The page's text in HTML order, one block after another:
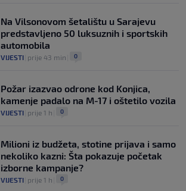
Na Vilsonovom šetalištu u Sarajevu
predstavljeno 50 luksuznih i sportskih
automobila
VIJESTI prije 43 min 0
Požar izazvao odrone kod Konjica,
kamenje padalo na M-17 i oštetilo vozila
VIJESTI prije 1 h 0
Milioni iz budžeta, stotine prijava i samo
nekoliko kazni: Šta pokazuje početak
izborne kampanje?
VIJESTI prije 1 h 0